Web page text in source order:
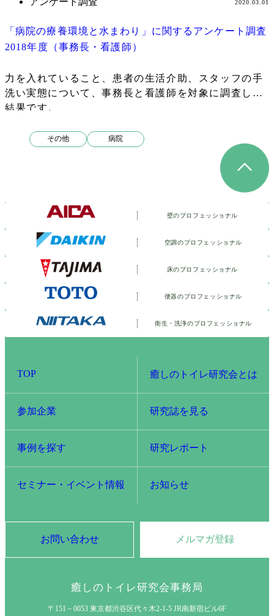
「病院の療養環境と水まわり」に関するアンケート調査
2018年度（事務長・看護師）
2020.03.01
力を入れていること、患者の生活介助、スタッフの手
洗い実態について、事務長と看護師を対象に調査した
結果です。
その他 病院
壁のプロフェッショナル
空調のプロフェッショナル
床のプロフェッショナル
便器のプロフェッショナル
衛生・洗浄のプロフェッショナル
TOP 癒しのトイレ研究会とは
参加企業 研究誌を見る
事例を探す 研究レポート
セミナー・イベント情報 お知らせ
お問い合わせ メルマガ登録
癒しのトイレ研究会事務局
〒151－0053 東京都渋谷区代々木2-1-5 JR南新宿ビル6F